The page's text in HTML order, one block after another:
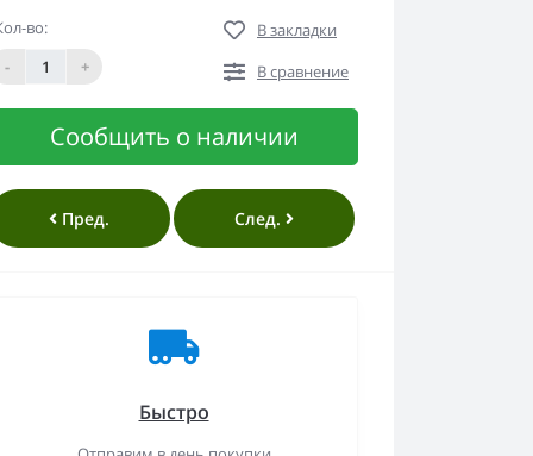
во:
-
+
В закладки
В сравнение
Сообщить о наличии
Пред. След.
Быстро